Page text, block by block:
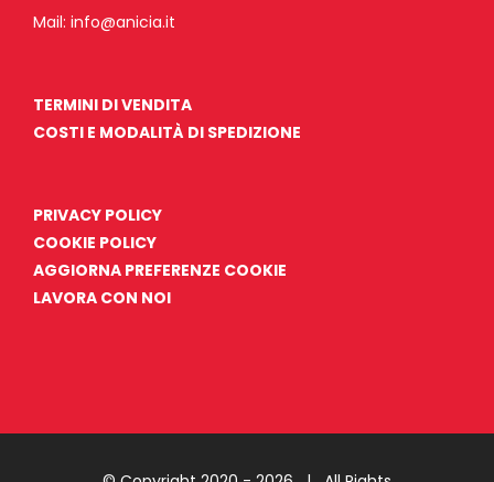
Mail: info@anicia.it
TERMINI DI VENDITA
COSTI E MODALITÀ DI SPEDIZIONE
PRIVACY POLICY
COOKIE POLICY
AGGIORNA PREFERENZE COOKIE
LAVORA CON NOI